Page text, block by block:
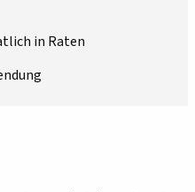
in Raten